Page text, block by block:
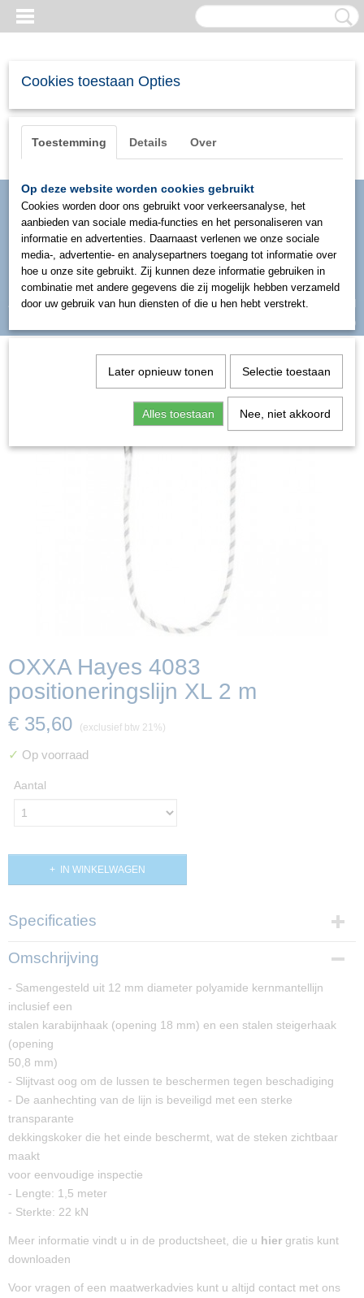
Inloggen Registreren
UW WINKELWAGEN
(0)
OXXA Hayes 4083
positioneringslijn XL 2 m
€ 35,60 (exclusief btw 21%)
✓ Op voorraad
Aantal
IN WINKELWAGEN
Specificaties
Productcode
Omschrijving
- Samengesteld uit 12 mm diameter polyamide kernmantellijn
inclusief een
stalen karabijnhaak (opening 18 mm) en een stalen steigerhaak
(opening
50,8 mm)
- Slijtvast oog om de lussen te beschermen tegen beschadiging
- De aanhechting van de lijn is beveiligd met een sterke
transparante
dekkingskoker die het einde beschermt, wat de steken zichtbaar
maakt
voor eenvoudige inspectie
- Lengte: 1,5 meter
- Sterkte: 22 kN
Meer informatie vindt u in de productsheet, die u hier gratis kunt
downloaden
Voor vragen of een maatwerkadvies kunt u altijd contact met ons
Cookies toestaan Opties
Toestemming Details Over
Op deze website worden cookies gebruikt
Cookies worden door ons gebruikt voor verkeersanalyse, het
aanbieden van sociale media-functies en het personaliseren van
informatie en advertenties. Daarnaast verlenen we onze sociale
media-, advertentie- en analysepartners toegang tot informatie over
hoe u onze site gebruikt. Zij kunnen deze informatie gebruiken in
combinatie met andere gegevens die zij mogelijk hebben verzameld
door uw gebruik van hun diensten of die u hen hebt verstrekt.
Later opnieuw tonen Selectie toestaan
Alles toestaan Nee, niet akkoord